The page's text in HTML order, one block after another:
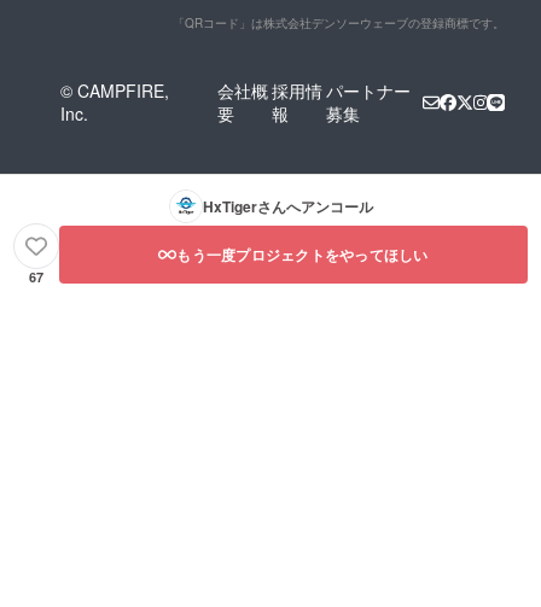
「QRコード」は株式会社デンソーウェーブの登録商標です。
© CAMPFIRE,
Inc.
会社概
要
採用情
報
パートナー
募集
HxTigerさんへアンコール
67
もう一度プロジェクトをやってほしい